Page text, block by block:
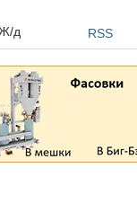
д RSS